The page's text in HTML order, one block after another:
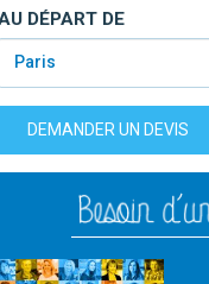
DÉPART DE
Paris
DEMANDER UN DEVIS